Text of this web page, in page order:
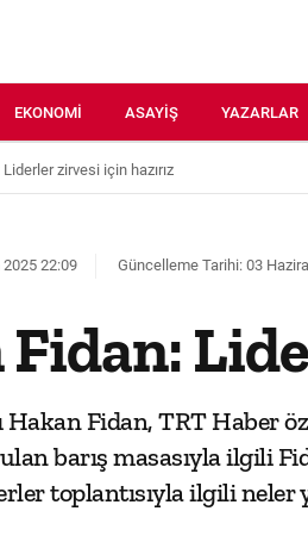
EKONOMI ASAYIŞ YAZARLAR
zirvesi için hazırız
22:09 Güncelleme Tarihi: 03
Fidan:
Hakan Fidan, TRT Haber
barış masasıyla ilgili
toplantısıyla ilgili neler